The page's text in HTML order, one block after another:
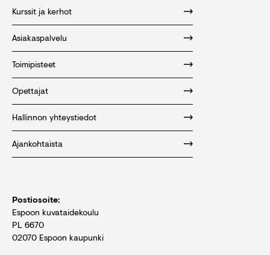
Kurssit ja kerhot
Asiakaspalvelu
Toimipisteet
Opettajat
Hallinnon yhteystiedot
Ajankohtaista
Postiosoite:
Espoon kuvataidekoulu
PL 6670
02070 Espoon kaupunki